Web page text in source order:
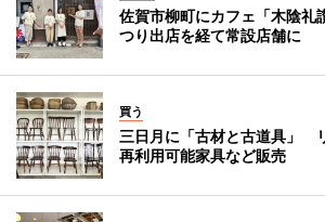
佐賀市柳町にカフェ「木陰
つり出店を経て常設店舗に
買う
三日月に「古材と古道具」
再利用可能家具など販売